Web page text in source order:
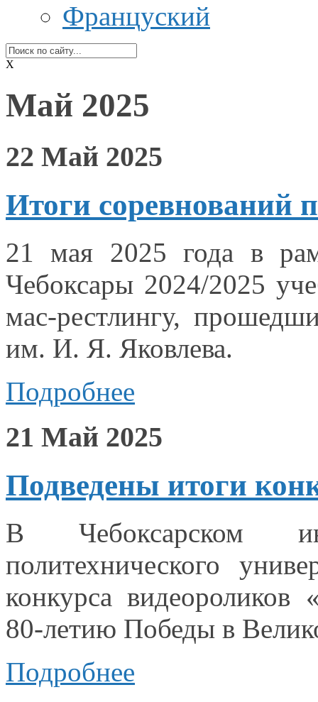
Француский
X
Май 2025
22 Май 2025
Итоги соревнований
21 мая 2025 года в
Чебоксары 2024/2025
мас-рестлингу,
им. И. Я. Яковлева.
Подробнее
21 Май 2025
Подведены итоги
В Чебоксарском
политехнического
конкурса видеороликов
80-летию Победы в
Подробнее